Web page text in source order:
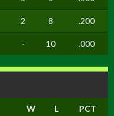
2 8 .200
- 10 .000
W L PCT